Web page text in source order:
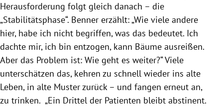
Herausforderung folgt gleich danach – die
„Stabilitätsphase“. Benner erzählt: „Wie viele andere
hier, habe ich nicht begriffen, was das bedeutet. Ich
dachte mir, ich bin entzogen, kann Bäume ausreißen.
Aber das Problem ist: Wie geht es weiter?“ Viele
unterschätzen das, kehren zu schnell wieder ins alte
Leben, in alte Muster zurück – und fangen erneut an,
zu trinken. „Ein Drittel der Patienten bleibt abstinent.